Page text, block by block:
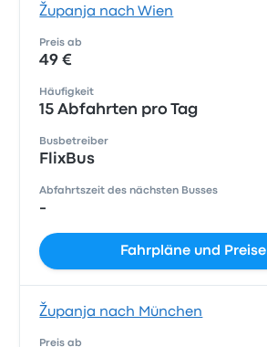
Županja nach Wien
Preis ab
49 €
Häufigkeit
15 Abfahrten pro Tag
Busbetreiber
FlixBus
Abfahrtszeit des nächsten Busses
-
Fahrpläne und Preise
Županja nach München
Preis ab